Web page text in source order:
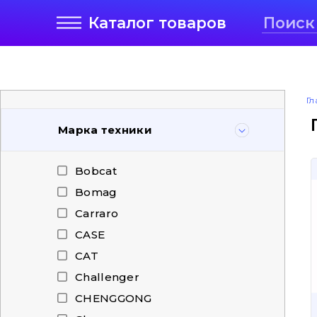
Каталог товаров
Марка техники
Bobcat
Bomag
Carraro
CASE
CAT
Challenger
CHENGGONG